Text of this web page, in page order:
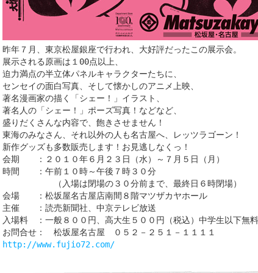
昨年７月、東京松屋銀座で行われ、大好評だったこの展示会。
展示される原画は１00点以上、
迫力満点の半立体パネルキャラクターたちに、
センセイの面白写真、そして懐かしのアニメ上映、
著名漫画家の描く「シェー！」イラスト、
著名人の「シェー！」ポーズ写真！などなど、
盛りだくさんな内容で、飽きさせません！
東海のみなさん、それ以外の人も名古屋へ、レッツラゴーン！
新作グッズも多数販売します！お見逃しなくっ！
会期 ：２０１０年６月２３日（水）～７月５日（月）
時間 ：午前１０時～午後７時３０分
（入場は閉場の３０分前まで、最終日６時閉場）
会場 ：松坂屋名古屋店南間８階マツザカヤホール
主催 ：読売新聞社、中京テレビ放送
入場料 ：一般８００円、高大生５００円（税込）中学生以下無料
お問合せ： 松坂屋名古屋 ０５２－２５１－１１１１
http://www.fujio72.com/